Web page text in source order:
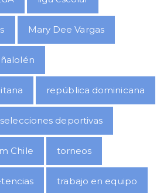
Mary Dee Vargas
república dominicana
selecciones deportivas
Chile torneos
trabajo en equipo